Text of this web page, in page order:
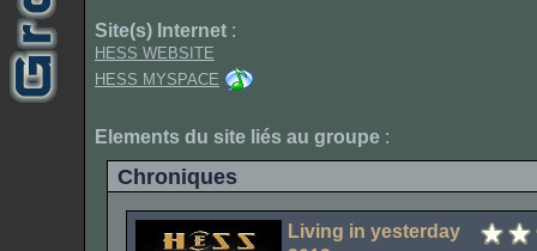
Site(s) Internet :
HESS WEBSITE
HESS MYSPACE
Elements du site liés au groupe :
Chroniques
Living in yesterday